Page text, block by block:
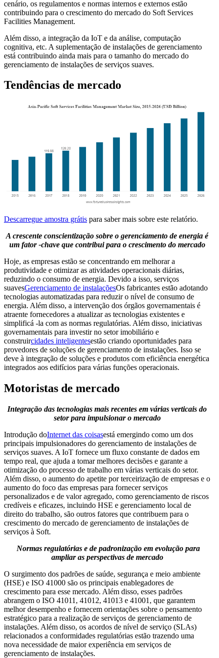
cenário, os regulamentos e normas internos e externos estão
contribuindo para o crescimento do mercado do Soft Services
Facilities Management.
Além disso, a integração da IoT e da análise, computação
cognitiva, etc. A suplementação de instalações de gerenciamento
está contribuindo ainda mais para o tamanho do mercado do
gerenciamento de instalações de serviços suaves.
Tendências de mercado
Descarregue amostra grátis para saber mais sobre este relatório.
A crescente conscientização sobre o gerenciamento de energia é
um fator -chave que contribui para o crescimento do mercado
Hoje, as empresas estão se concentrando em melhorar a
produtividade e otimizar as atividades operacionais diárias,
reduzindo o consumo de energia. Devido a isso, serviços
suavesGerenciamento de instalaçõesOs fabricantes estão adotando
tecnologias automatizadas para reduzir o nível de consumo de
energia. Além disso, a intervenção dos órgãos governamentais é
atraente fornecedores a atualizar as tecnologias existentes e
simplificá -la com as normas regulatórias. Além disso, iniciativas
governamentais para investir no setor imobiliário e
construircidades inteligentesestão criando oportunidades para
provedores de soluções de gerenciamento de instalações. Isso se
deve à integração de soluções e produtos com eficiência energética
integrados aos edifícios para várias funções operacionais.
Motoristas de mercado
Integração das tecnologias mais recentes em várias verticais do
setor para impulsionar o mercado
Introdução doInternet das coisasestá emergindo como um dos
principais impulsionadores do gerenciamento de instalações de
serviços suaves. A IoT fornece um fluxo constante de dados em
tempo real, que ajuda a tomar melhores decisões e garante a
otimização do processo de trabalho em várias verticais do setor.
Além disso, o aumento do apetite por terceirização de empresas e o
aumento do foco das empresas para fornecer serviços
personalizados e de valor agregado, como gerenciamento de riscos
credíveis e eficazes, incluindo HSE e gerenciamento local de
direito do trabalho, são outros fatores que contribuem para o
crescimento do mercado de gerenciamento de instalações de
serviços à Soft.
Normas regulatórias e de padronização em evolução para
ampliar as perspectivas de mercado
O surgimento dos padrões de saúde, segurança e meio ambiente
(HSE) e ISO 41000 são os principais enablegadores de
crescimento para esse mercado. Além disso, esses padrões
abrangem o ISO 41011, 41012, 41013 e 41001, que garantem
melhor desempenho e fornecem orientações sobre o pensamento
estratégico para a realização de serviços de gerenciamento de
instalações. Além disso, os acordos de nível de serviço (SLAs)
relacionados a conformidades regulatórias estão trazendo uma
nova necessidade de maior experiência em serviços de
gerenciamento de instalações.